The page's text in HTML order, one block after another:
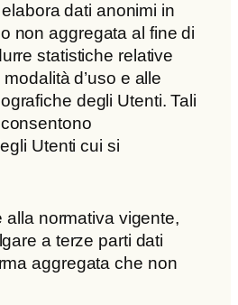
dati anonimi in
non aggregata al fine di
statistiche relative
d’uso e alle
degli Utenti. Tali
Utenti cui si
alla normativa vigente,
a terze parti dati
aggregata che non